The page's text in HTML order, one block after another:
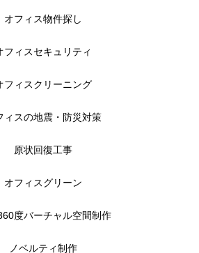
オフィス物件探し
フィスセキュリティ
フィスクリーニング
ィスの地震・防災対策
原状回復工事
オフィスグリーン
度バーチャル空間制作
ノベルティ制作